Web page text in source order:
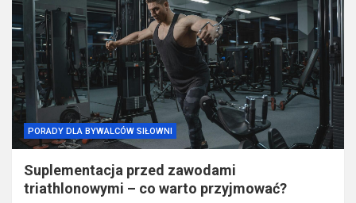
PORADY DLA BYWALCÓW SIŁOWNI
Suplementacja przed zawodami
triathlonowymi – co warto przyjmować?